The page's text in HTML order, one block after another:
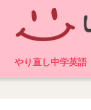
やり直し中学英語